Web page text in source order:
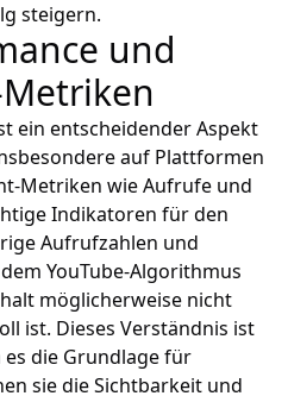
steigern.
und
ein entscheidender Aspekt
auf Plattformen
Metriken wie Aufrufe und
Indikatoren für den
Aufrufzahlen und
YouTube-Algorithmus
möglicherweise nicht
ist. Dieses Verständnis ist
die Grundlage für
sie die Sichtbarkeit und